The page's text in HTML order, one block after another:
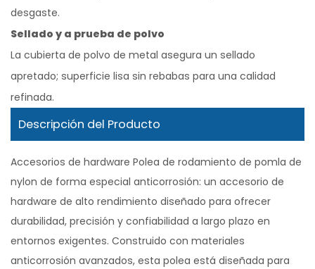
desgaste.
Sellado y a prueba de polvo
La cubierta de polvo de metal asegura un sellado
apretado; superficie lisa sin rebabas para una calidad
refinada.
Descripción del Producto
Accesorios de hardware Polea de rodamiento de pomla de
nylon de forma especial anticorrosión: un accesorio de
hardware de alto rendimiento diseñado para ofrecer
durabilidad, precisión y confiabilidad a largo plazo en
entornos exigentes. Construido con materiales
anticorrosión avanzados, esta polea está diseñada para